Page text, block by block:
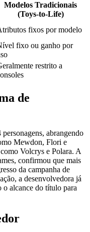
Modelos Tradicionais
(Toys-to-Life)
fixos por modelo
fixo ou ganho por
restrito a
de
abrangendo
Mewdon, Flori e
Volcrys e Polara. A
confirmou que mais
da campanha de
a desenvolvedora já
o alcance do título para